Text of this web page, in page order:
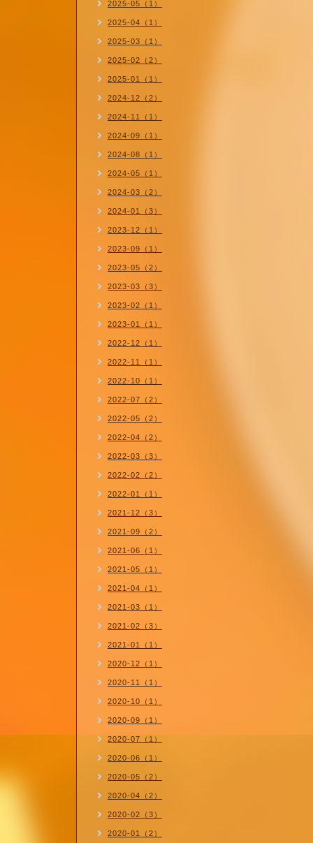
2025-05（1）
2025-04（1）
2025-03（1）
2025-02（2）
2025-01（1）
2024-12（2）
2024-11（1）
2024-09（1）
2024-08（1）
2024-05（1）
2024-03（2）
2024-01（3）
2023-12（1）
2023-09（1）
2023-05（2）
2023-03（3）
2023-02（1）
2023-01（1）
2022-12（1）
2022-11（1）
2022-10（1）
2022-07（2）
2022-05（2）
2022-04（2）
2022-03（3）
2022-02（2）
2022-01（1）
2021-12（3）
2021-09（2）
2021-06（1）
2021-05（1）
2021-04（1）
2021-03（1）
2021-02（3）
2021-01（1）
2020-12（1）
2020-11（1）
2020-10（1）
2020-09（1）
2020-07（1）
2020-06（1）
2020-05（2）
2020-04（2）
2020-02（3）
2020-01（2）